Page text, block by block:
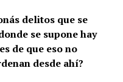
delitos que se
se supone hay
de que eso no
desde ahí?